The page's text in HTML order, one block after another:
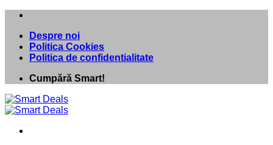
Skip
contentDespre noi
Politica Cookies
Politica de confidentialitate
Cumpără Smart!